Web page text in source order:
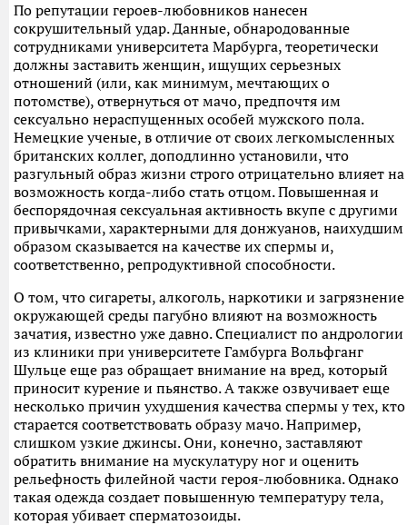
По репутации героев-любовников нанесен
сокрушительный удар. Данные, обнародованные
сотрудниками университета Марбурга, теоретически
должны заставить женщин, ищущих серьезных
отношений (или, как минимум, мечтающих о
потомстве), отвернуться от мачо, предпочтя им
сексуально нераспущенных особей мужского пола.
Немецкие ученые, в отличие от своих легкомысленных
британских коллег, доподлинно установили, что
разгульный образ жизни строго отрицательно влияет на
возможность когда-либо стать отцом. Повышенная и
беспорядочная сексуальная активность вкупе с другими
привычками, характерными для донжуанов, наихудшим
образом сказывается на качестве их спермы и,
соответственно, репродуктивной способности.
О том, что сигареты, алкоголь, наркотики и загрязнение
окружающей среды пагубно влияют на возможность
зачатия, известно уже давно. Специалист по андрологии
из клиники при университете Гамбурга Вольфганг
Шульце еще раз обращает внимание на вред, который
приносит курение и пьянство. А также озвучивает еще
несколько причин ухудшения качества спермы у тех, кто
старается соответствовать образу мачо. Например,
слишком узкие джинсы. Они, конечно, заставляют
обратить внимание на мускулатуру ног и оценить
рельефность филейной части героя-любовника. Однако
такая одежда создает повышенную температуру тела,
которая убивает сперматозоиды.